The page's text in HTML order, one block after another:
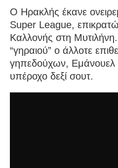
Ο Ηρακλής έκανε
Super League,
Καλλονής στη
“γηραιού” ο άλλοτε
γηπεδούχων, Εμάνουελ
υπέροχο δεξί σουτ.